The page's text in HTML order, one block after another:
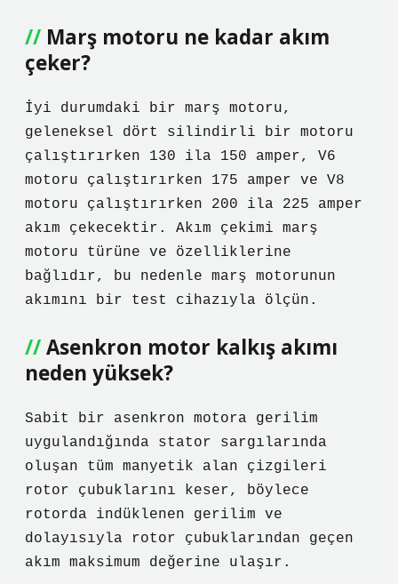
Marş motoru ne kadar akım
çeker?
İyi durumdaki bir marş motoru,
geleneksel dört silindirli bir motoru
çalıştırırken 130 ila 150 amper, V6
motoru çalıştırırken 175 amper ve V8
motoru çalıştırırken 200 ila 225 amper
akım çekecektir. Akım çekimi marş
motoru türüne ve özelliklerine
bağlıdır, bu nedenle marş motorunun
akımını bir test cihazıyla ölçün.
Asenkron motor kalkış akımı
neden yüksek?
Sabit bir asenkron motora gerilim
uygulandığında stator sargılarında
oluşan tüm manyetik alan çizgileri
rotor çubuklarını keser, böylece
rotorda indüklenen gerilim ve
dolayısıyla rotor çubuklarından geçen
akım maksimum değerine ulaşır.